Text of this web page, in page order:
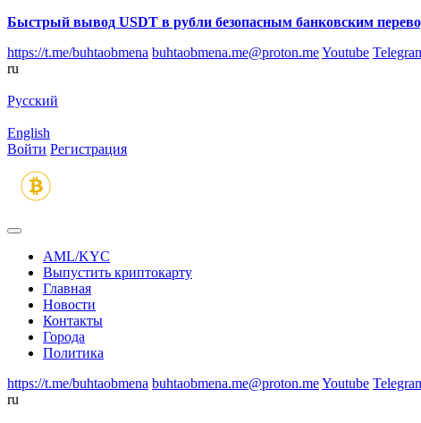
Быстрый вывод USDT в рубли безопасным банковским
https://t.me/buhtaobmena buhtaobmena.me@proton.meYoutube
ru
Русский
English
Войти Регистрация
AML/KYC
Выпустить криптокарту
Главная
Новости
Контакты
Города
Политика
https://t.me/buhtaobmena buhtaobmena.me@proton.meYoutube
ru